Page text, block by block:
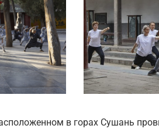
в горах Сушань